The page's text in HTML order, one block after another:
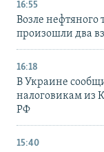
16:55
Возле нефтяного
произошли два
16:18
В Украине
налоговикам из
РФ
15:40